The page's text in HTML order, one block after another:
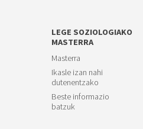
LEGE SOZIOLOGIAKO
MASTERRA
Masterra
Ikasle izan nahi
dutenentzako
Beste informazio
batzuk